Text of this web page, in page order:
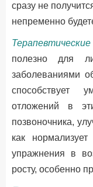
сразу не
непременно
полезно для
заболеваниями
способствует
отложений в
позвоночника,
как
упражнения в
росту, особенно